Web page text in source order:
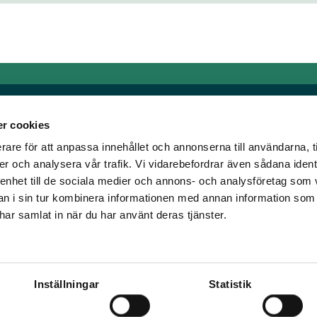
cookies
för att anpassa innehållet och annonserna till användarna,
och analysera vår trafik. Vi vidarebefordrar även sådana
till de sociala medier och annons- och analysföretag som
i sin tur kombinera informationen med annan information
samlat in när du har använt deras tjänster.
Inställningar Statistik
älskar trav!
vi skapat en
Länkar
Allmänna auktionsvillkor
Mobilvy